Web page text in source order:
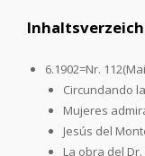
6.1902=Nr.
Circundando
Mujeres
Jesús del
La obra del